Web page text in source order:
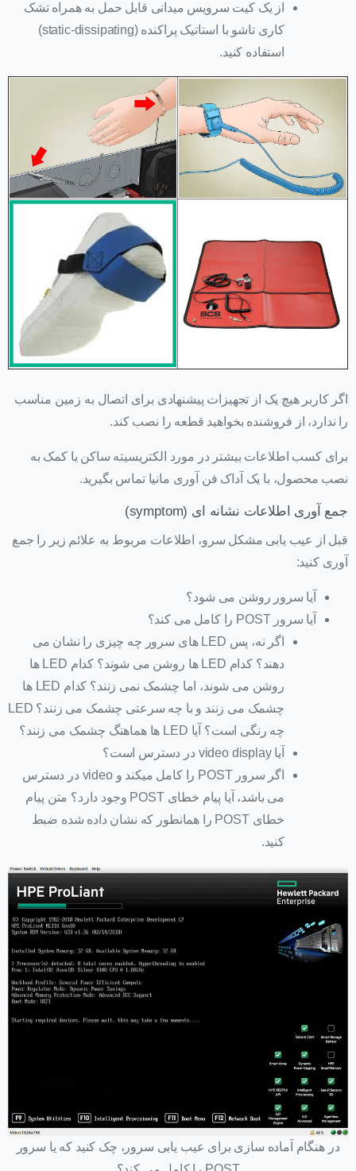
از یک کیت سرویس میدانی قابل حمل به همراه تشک
کاری تاشو با استاتیک پراکنده (static-dissipating)
استفاده کنید.
اگر کاربر هیچ یک از تجهیزات پیشنهادی برای اتصال به زمین مناسب
را ندارد، از فروشنده بخواهید قطعه را نصب کند.
برای کسب اطلاعات بیشتر در مورد الکتریسیته ساکن یا کمک به
نصب محصول، با یک آداک فن آوری مانیا تماس بگیرید.
جمع آوری اطلاعات نشانه ای (symptom)
قبل از عیب یابی مشکل سرو، اطلاعات مربوط به علائم زیر را جمع
آوری کنید:
آیا سرور روشن می شود؟
آیا سرور POST را کامل می کند؟
اگر نه، پس LED های سرور چه چیزی را نشان می
دهند؟ کدام LED ها روشن می شوند؟ کدام LED ها
روشن می شوند، اما چشمک نمی زنند؟ کدام LED ها
چشمک می زنند و با چه سرعتی چشمک می زنند؟ LED
چه رنگی است؟ آیا LED ها هماهنگ چشمک می زنند؟
آیاvideo display در دسترس است؟
اگر سرور POST را کامل میکند و
video در دسترس
می باشد، آیا پیام خطای POST وجود دارد؟ متن پیام
خطای POST را همانطور که نشان داده شده ضبط
کنید.
در هنگام آماده سازی برای عیب یابی سرور، چک کنید که یا سرور